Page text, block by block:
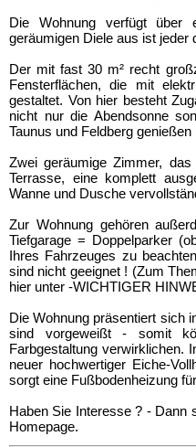
Die Wohnung verfügt über
geräumigen Diele aus ist jeder
Der mit fast 30 m² recht
Fensterflächen, die mit
gestaltet. Von hier besteht
nicht nur die Abendsonne
Taunus und Feldberg genießen
Zwei geräumige Zimmer,
Terrasse, eine komplett
Wanne und Dusche
Zur Wohnung gehören
Tiefgarage = Doppelparker
Ihres Fahrzeuges zu
sind nicht geeignet ! (Zum
hier unter -WICHTIGER
Die Wohnung präsentiert sich
sind vorgeweißt - somit
Farbgestaltung verwirklichen.
neuer hochwertiger Eiche-
sorgt eine Fußbodenheizung
Haben Sie Interesse ? - Dann
Homepage.